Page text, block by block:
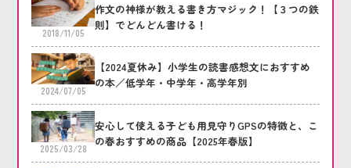
2018/11/05
作文の神様が教える書き方マジック！【３つの鉄
則】でどんどん書ける！
2024/07/05
【2024夏休み】小学生の読書感想文におすすめ
の本／低学年・中学年・高学年別
2025/03/28
安心して使える子ども用見守りGPSの特徴と、こ
の春おすすめの商品【2025年春版】